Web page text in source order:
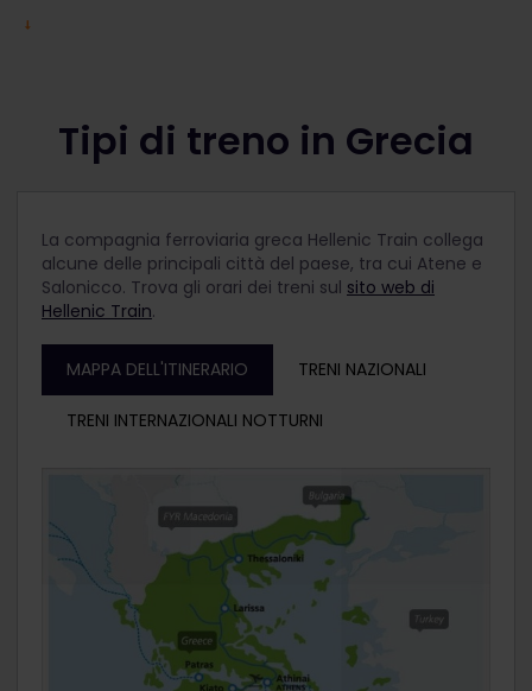
Tipi di treno in Grecia
La compagnia ferroviaria greca Hellenic Train collega
alcune delle principali città del paese, tra cui Atene e
Salonicco. Trova gli orari dei treni sul sito web di
Hellenic Train.
MAPPA DELL'ITINERARIO TRENI NAZIONALI
TRENI INTERNAZIONALI NOTTURNI